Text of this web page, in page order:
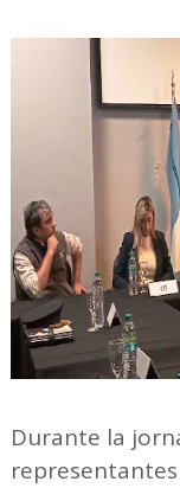
Durante la